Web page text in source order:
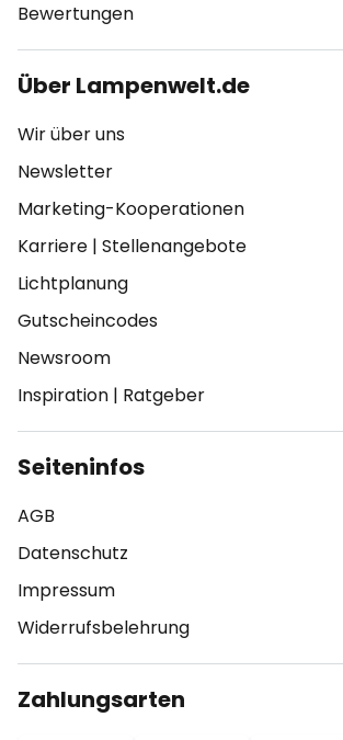
Bewertungen
Über Lampenwelt.de
Wir über uns
Newsletter
Marketing-Kooperationen
Karriere | Stellenangebote
Lichtplanung
Gutscheincodes
Newsroom
Inspiration | Ratgeber
Seiteninfos
AGB
Datenschutz
Impressum
Widerrufsbelehrung
Zahlungsarten